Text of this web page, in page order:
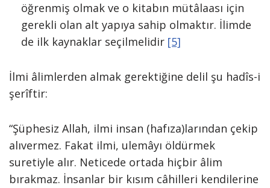
öğrenmiş olmak ve o kitabın mütâlaası için
gerekli olan alt yapıya sahip olmaktır. İlimde
de ilk kaynaklar seçilmelidir [5]
İlmi âlimlerden almak gerektiğine delil şu hadîs-i
şerîftir:
“Şüphesiz Allah, ilmi insan (hafıza)larından çekip
alıvermez. Fakat ilmi, ulemâyı öldürmek
suretiyle alır. Neticede ortada hiçbir âlim
bırakmaz. İnsanlar bir kısım câhilleri kendilerine